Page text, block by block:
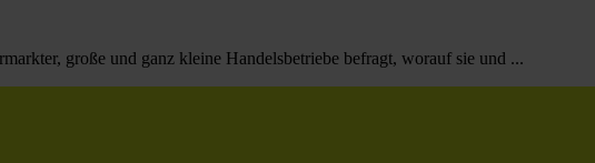
große und ganz kleine Handelsbetriebe befragt, worauf sie und ...